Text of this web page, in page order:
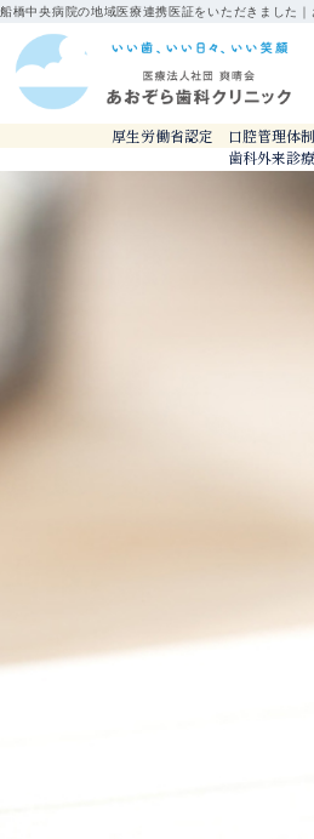
船橋中央病院の地域医療連携医証をいただきました
厚生労働省認定 口腔管理体
歯科外来診療環